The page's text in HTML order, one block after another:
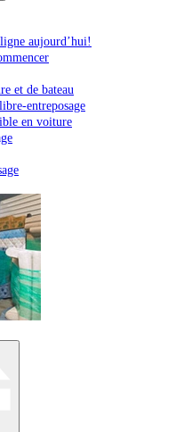
aujourd’hui!
et de bateau
entreposage
en voiture